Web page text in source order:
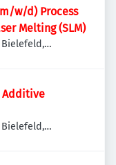
w/d) Process
Melting (SLM)
Additive